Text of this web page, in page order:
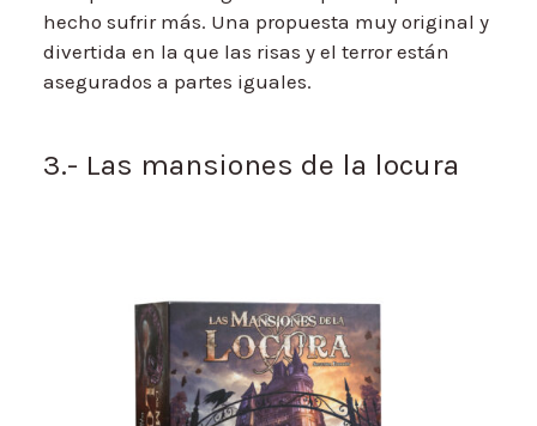
hecho sufrir más. Una propuesta muy original y
divertida en la que las risas y el terror están
asegurados a partes iguales.
3.- Las mansiones de la locura